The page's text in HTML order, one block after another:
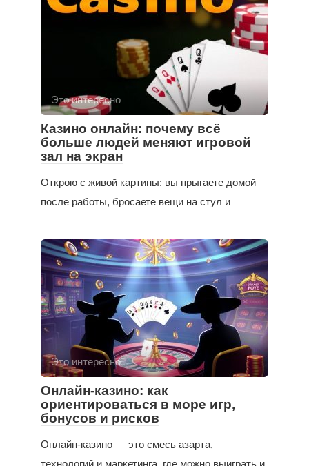
Это интересно
Казино онлайн: почему всё
больше людей меняют игровой
зал на экран
Открою с живой картины: вы прыгаете домой
после работы, бросаете вещи на стул и
Это интересно
Онлайн-казино: как
ориентироваться в море игр,
бонусов и рисков
Онлайн-казино — это смесь азарта,
технологий и маркетинга, где можно выиграть и